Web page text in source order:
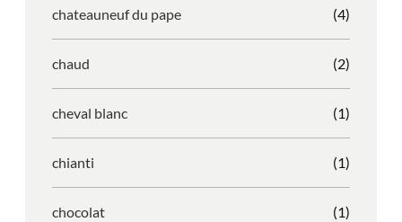
chateauneuf du pape (4)
chaud (2)
cheval blanc (1)
chianti (1)
chocolat (1)